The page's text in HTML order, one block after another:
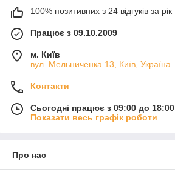
100% позитивних з 24 відгуків за рік
Працює з 09.10.2009
м. Київ
вул. Мельниченка 13, Київ, Україна
Контакти
Сьогодні працює з 09:00 до 18:00
Показати весь графік роботи
Про нас